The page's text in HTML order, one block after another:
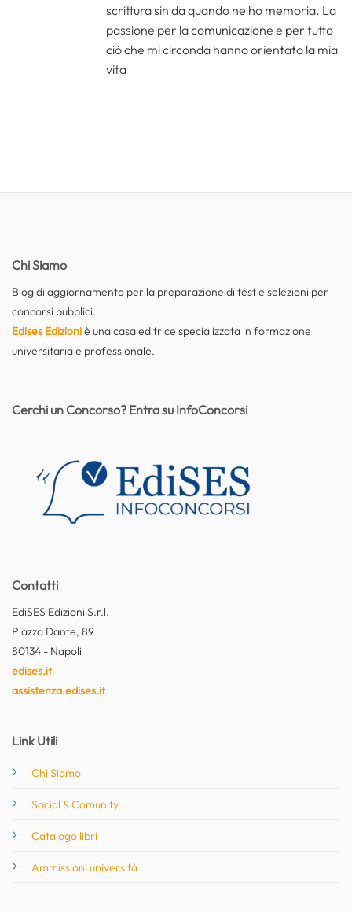
scrittura sin da quando ne ho memoria. La
passione per la comunicazione e per tutto
ciò che mi circonda hanno orientato la mia
vita
Chi Siamo
Blog di aggiornamento per la preparazione di test e selezioni per
concorsi pubblici.
Edises Edizioniè una casa editrice specializzata in formazione
universitaria e professionale.
Contatti
EdiSES Edizioni S.r.l.
Piazza Dante, 89
80134 - Napoli
edises.it-
assistenza.edises.it
Link Utili
Chi Siamo
Social & Comunity
Catalogo libri
Ammissioni università
Cerchi un Concorso? Entra su InfoConcorsi